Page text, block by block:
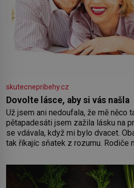
skutecnepribehy.cz
Dovolte lásce, aby si vás našla
Už jsem ani nedoufala, že mě něco
pětapadesáti jsem zažila lásku na
se vdávala, když mi bylo dvacet.
tak říkajíc sňatek z rozumu. Rodiče
oběma moc nesvědčilo, brzy jsme